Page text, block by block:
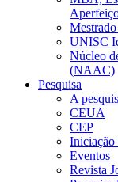
UNISC
Núcleo
(NAAC)
Pesquisa
A
CEUA
CEP
Eventos
Revista